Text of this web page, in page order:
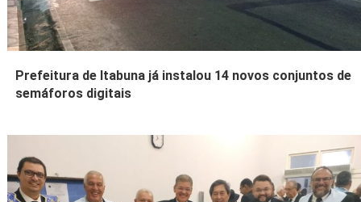
Prefeitura de Itabuna já instalou 14 novos conjuntos de
semáforos digitais